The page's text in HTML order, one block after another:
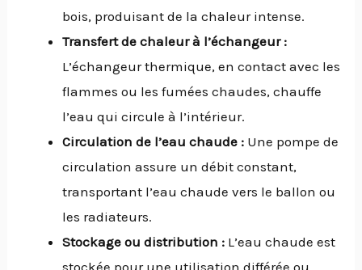
bois, produisant de la chaleur intense.
Transfert de chaleur à l’échangeur :
L’échangeur thermique, en contact avec les
flammes ou les fumées chaudes, chauffe
l’eau qui circule à l’intérieur.
Circulation de l’eau chaude : Une pompe de
circulation assure un débit constant,
transportant l’eau chaude vers le ballon ou
les radiateurs.
Stockage ou distribution : L’eau chaude est
stockée pour une utilisation différée ou